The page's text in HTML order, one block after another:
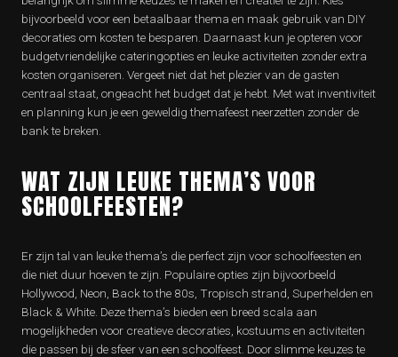
bijvoorbeeld voor een betaalbaar thema en maak gebruik van DIY
decoraties om kosten te besparen. Daarnaast kun je opteren voor
budgetvriendelijke cateringopties en leuke activiteiten zonder extra
kosten organiseren. Vergeet niet dat het plezier van de gasten
centraal staat, ongeacht het budget dat je hebt. Met wat inventiviteit
en planning kun je een geweldig themafeest neerzetten zonder de
bank te breken.
WAT ZIJN LEUKE THEMA’S VOOR
SCHOOLFEESTEN?
Er zijn tal van leuke thema’s die perfect zijn voor schoolfeesten en
die niet duur hoeven te zijn. Populaire opties zijn bijvoorbeeld
Hollywood, Neon, Back to the 80s, Tropisch strand, Superhelden en
Black & White. Deze thema’s bieden een breed scala aan
mogelijkheden voor creatieve decoraties, kostuums en activiteiten
die passen bij de sfeer van een schoolfeest. Door slimme keuzes te